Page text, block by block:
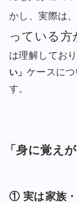
かし、実際は、
っている方
は理解してお
い」 ケースに
す。
「身に覚え
① 実は家族